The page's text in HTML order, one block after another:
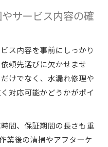
サービス内容の確
ス内容を事前にしっかり
頼先選びに欠かせませ
けでなく、水漏れ修理や
対応可能かどうかがポイ
間、保証期間の長さも重
業後の清掃やアフターケ